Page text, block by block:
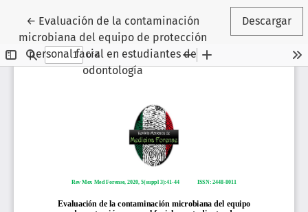
← Volver a los detalles del artículo
Evaluación de la contaminación
microbiana del equipo de protección
personal facial en estudiantes de
odontología
Descargar